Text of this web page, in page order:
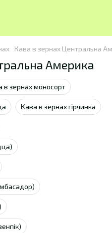
Кава в зернах Центральна
Америка
в зернах моносорт
Кава в зернах гірчинка